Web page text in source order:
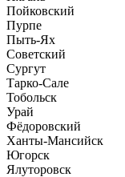
Пойковский
Пурпе
Пыть-Ях
Советский
Сургут
Тарко-Сале
Тобольск
Урай
Фёдоровский
Ханты-Мансийск
Югорск
Ялуторовск